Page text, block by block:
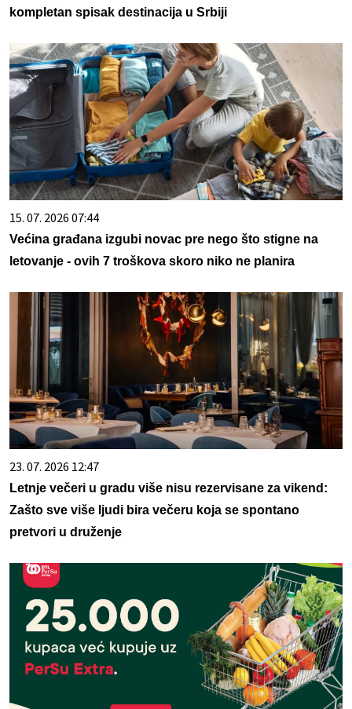
kompletan spisak destinacija u Srbiji
15. 07. 2026 07:44
Većina građana izgubi novac pre nego što stigne na
letovanje - ovih 7 troškova skoro niko ne planira
23. 07. 2026 12:47
Letnje večeri u gradu više nisu rezervisane za vikend:
Zašto sve više ljudi bira večeru koja se spontano
pretvori u druženje